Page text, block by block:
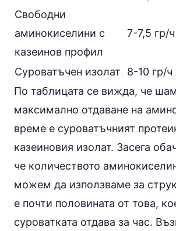
Свободни
аминокиселини с
казеинов профил
7-7,5 гр/ч
Суроватъчен изолат 8-10 гр/ч
По таблицата се вижда, че
максимално отдаване на
време е суроватъчният
казеиновия изолат. Засега
че количеството
можем да използваме за
е почти половината от това,
суроватката отдава за час.